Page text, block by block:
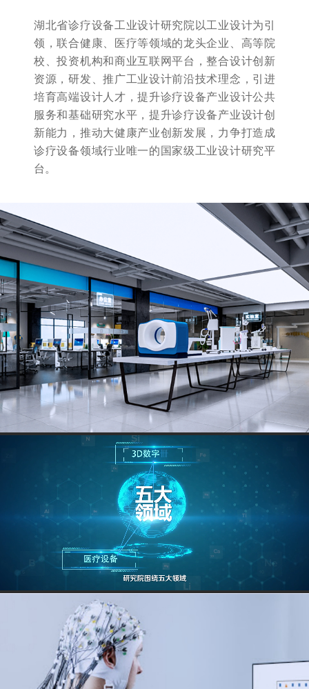
湖北省诊疗设备工业设计研究院以工业设计为引
领，联合健康、医疗等领域的龙头企业、高等院
校、投资机构和商业互联网平台，整合设计创新
资源，研发、推广工业设计前沿技术理念，引进
培育高端设计人才，提升诊疗设备产业设计公共
服务和基础研究水平，提升诊疗设备产业设计创
新能力，推动大健康产业创新发展，力争打造成
诊疗设备领域行业唯一的国家级工业设计研究平
台。